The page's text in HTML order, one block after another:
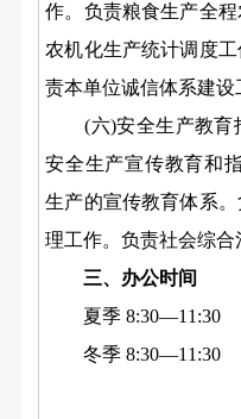
作。负责粮食生产全
农机化生产统计调度
责本单位诚信体系建设
(六)安全生产教育
安全生产宣传教育和
生产的宣传教育体系
理工作。负责社会综合
三、 办公时间
夏季 8:30―11:30
冬季 8:30―11:30